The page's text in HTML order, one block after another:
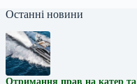
Останні новини
Отримання прав на катер та